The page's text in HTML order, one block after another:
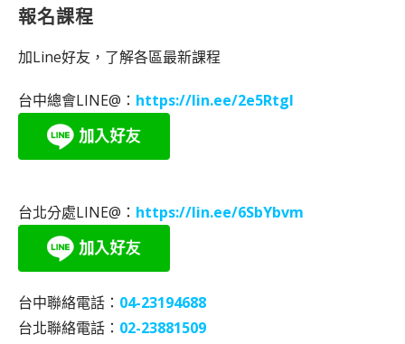
報名課程
加Line好友，了解各區最新課程
台中總會LINE@： https://lin.ee/2e5RtgI
台北分處LINE@： https://lin.ee/6SbYbvm
台中聯絡電話： 04-23194688
台北聯絡電話： 02-23881509